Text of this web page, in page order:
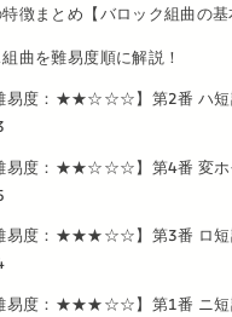
徴まとめ【バロック組曲の基
曲を難易度順に解説！
易度：★★☆☆☆】第2番 ハ短
易度：★★☆☆☆】第4番 変ホ
易度：★★★☆☆】第3番 ロ短
易度：★★★☆☆】第1番 ニ短